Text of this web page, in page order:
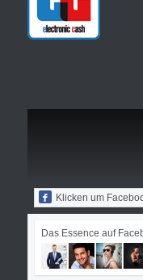
Klicken um
Das Essence auf